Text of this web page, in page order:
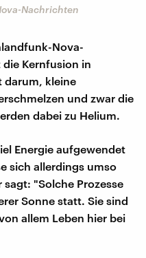
Nachrichten
Nova-
Kernfusion in
darum, kleine
und zwar die
dabei zu Helium.
Energie aufgewendet
sich allerdings umso
"Solche Prozesse
Sonne statt. Sie sind
allem Leben hier bei